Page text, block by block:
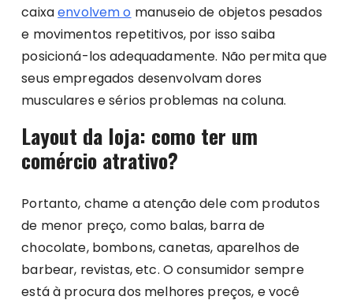
caixaenvolvem o manuseio de objetos pesados
e movimentos repetitivos, por isso saiba
posicioná-los adequadamente. Não permita que
seus empregados desenvolvam dores
musculares e sérios problemas na coluna.
Layout da loja: como ter um
comércio atrativo?
Portanto, chame a atenção dele com produtos
de menor preço, como balas, barra de
chocolate, bombons, canetas, aparelhos de
barbear, revistas, etc. O consumidor sempre
está à procura dos melhores preços, e você